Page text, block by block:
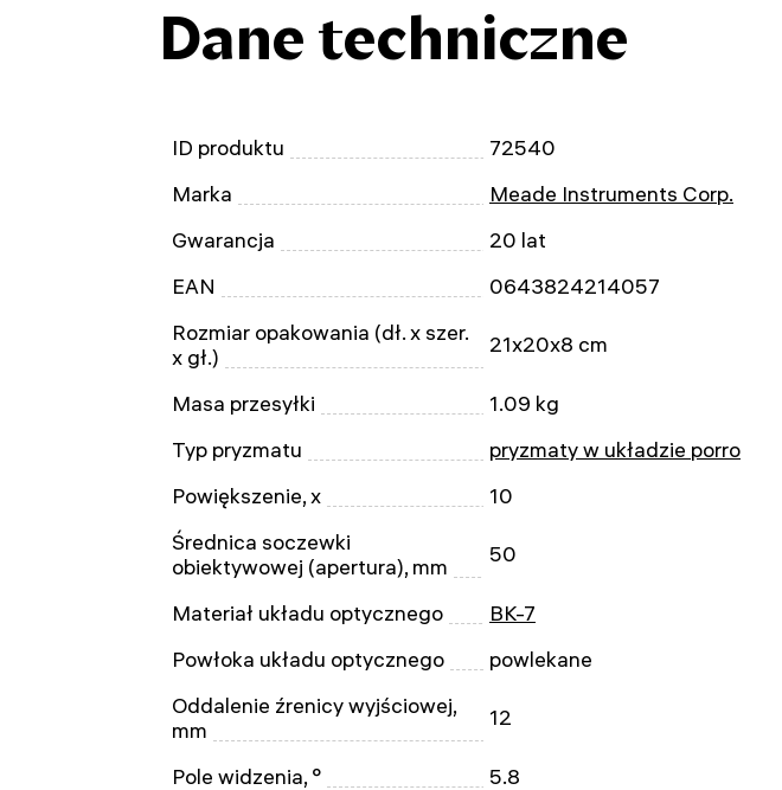
Dane techniczne
ID produktu
72540
Marka
Meade Instruments Corp.
Gwarancja
20 lat
EAN
0643824214057
Rozmiar opakowania (dł. x szer.
x gł.)
21x20x8 cm
Masa przesyłki
1.09 kg
Typ pryzmatu
pryzmaty w układzie porro
Powiększenie, x
10
Średnica soczewki
obiektywowej (apertura), mm
50
Materiał układu optycznego
BK-7
Powłoka układu optycznego
powlekane
Oddalenie źrenicy wyjściowej,
mm
12
Pole widzenia, °
5.8